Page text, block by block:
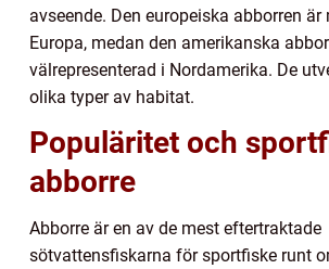
avseende. Den europeiska abborren är
Europa, medan den amerikanska
välrepresenterad i Nordamerika. De
olika typer av habitat.
Populäritet och
abborre
Abborre är en av de mest eftertraktade
sötvattensfiskarna för sportfiske runt